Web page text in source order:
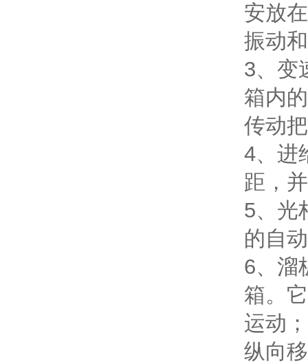
安放
振动
3、变
箱内
传动
4、进
距，
5、光
的自
6、溜
箱。
运动
纵向